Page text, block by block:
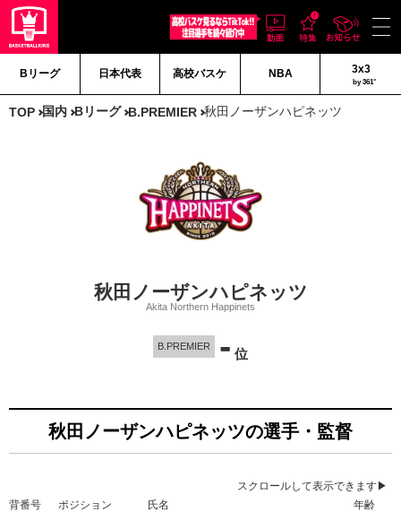
Bリーグ 日本代表 高校バスケ NBA 3x3
by 361°
TOP 国内 Bリーグ B.PREMIER 秋田ノーザンハピネッツ
秋田ノーザンハピネッツ
Akita Northern Happinets
B.PREMIER - 位
秋田ノーザンハピネッツの選手・監督
スクロールして表示できます▶
背番号
ポジション 氏名 年齢